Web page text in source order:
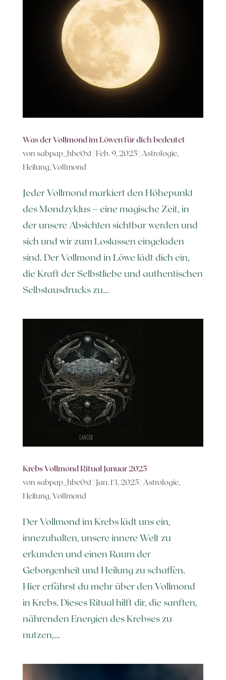
Was der Vollmond im Löwen für dich bedeutet
von sabpap_hbe0xt | Feb. 9, 2025| Astrologie,
Heilung,Vollmond
Jeder Vollmond markiert den Höhepunkt
des Mondzyklus – eine magische Zeit, in
der unsere Absichten sichtbar werden und
sich und wir zum Loslassen eingeladen
sind. Der Vollmond in Löwe lädt dich ein,
die Kraft der Selbstliebe und authentischen
Selbstausdrucks zu...
Krebs Vollmond Ritual Januar 2025
von sabpap_hbe0xt | Jan. 13, 2025| Astrologie,
Heilung,Vollmond
Der Vollmond im Krebs lädt uns ein,
innezuhalten, unsere innere Welt zu
erkunden und einen Raum der
Geborgenheit und Heilung zu schaffen.
Hier erfährst du mehr über den Vollmond
in Krebs. Dieses Ritual hilft dir, die sanften,
nährenden Energien des Krebses zu
nutzen,...